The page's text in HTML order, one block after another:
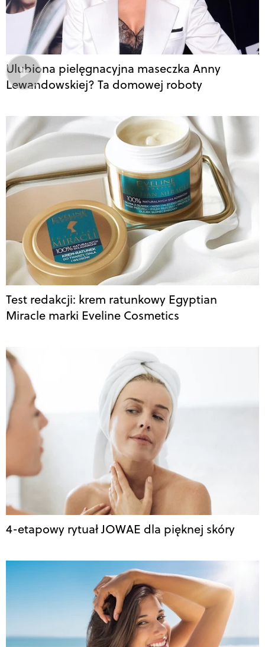
Ulubiona pielęgnacyjna maseczka Anny
Lewandowskiej? Ta domowej roboty
Test redakcji: krem ratunkowy Egyptian
Miracle marki Eveline Cosmetics
4-etapowy rytuał JOWAE dla pięknej skóry